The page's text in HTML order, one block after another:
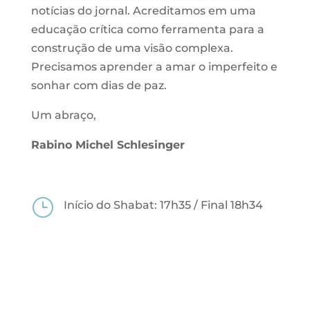
notícias do jornal. Acreditamos em uma
educação crítica como ferramenta para a
construção de uma visão complexa.
Precisamos aprender a amar o imperfeito e
sonhar com dias de paz.
Um abraço,
Rabino Michel Schlesinger
} Início do Shabat: 17h35 / Final 18h34